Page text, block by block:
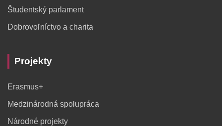
Študentský parlament
Dobrovoľníctvo a charita
Projekty
Erasmus+
Medzinárodná spolupráca
Národné projekty